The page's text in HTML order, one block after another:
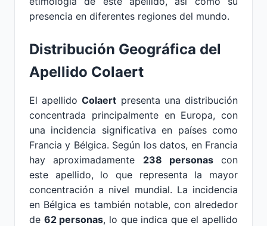
presencia en diferentes regiones del mundo.
Distribución Geográfica del
Apellido Colaert
El apellidoColaert presenta una distribución
concentrada principalmente en Europa, con
una incidencia significativa en países como
Francia y Bélgica. Según los datos, en Francia
hay aproximadamente 238 personascon
este apellido, lo que representa la mayor
concentración a nivel mundial. La incidencia
en Bélgica es también notable, con alrededor
de 62 personas, lo que indica que el apellido